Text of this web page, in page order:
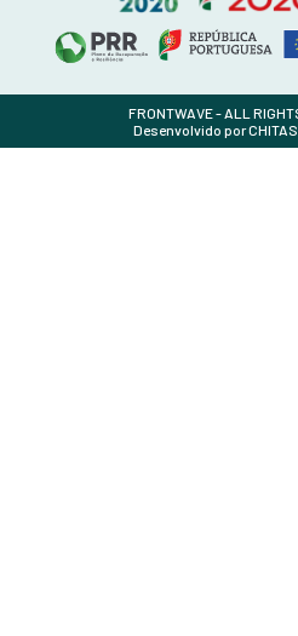
FRONTWAVE - ALL
Desenvolvido por